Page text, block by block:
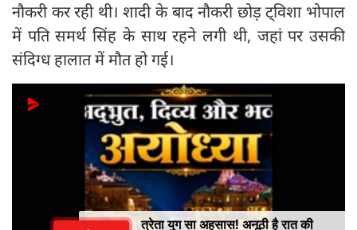
नौकरी कर रही थी। शादी के बाद नौकरी छोड़ ट्विशा भोपाल
में पति समर्थ सिंह के साथ रहने लगी थी, जहां पर उसकी
संदिग्ध हालात में मौत हो गई।
त्रेता युग सा अहसास! अनूठी है रात की